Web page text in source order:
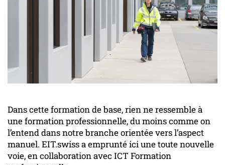
Dans cette formation de base, rien ne ressemble à
une formation professionnelle, du moins comme on
l’entend dans notre branche orientée vers l’aspect
manuel. EIT.swiss a emprunté ici une toute nouvelle
voie, en collaboration avec ICT Formation